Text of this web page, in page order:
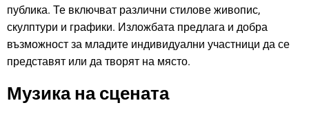
публика. Те включват различни стилове живопис,
скулптури и графики. Изложбата предлага и добра
възможност за младите индивидуални участници да се
представят или да творят на място.
Музика на сцената